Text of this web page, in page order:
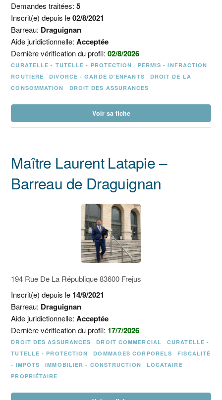
Demandes traitées:5
Inscrit(e) depuis le02/8/2021
Barreau: Draguignan
Aide juridictionnelle:Acceptée
Dernière vérification du profil:02/8/2026
CURATELLE - TUTELLE - PROTECTION
PERMIS - INFRACTION
ROUTIÈRE
DIVORCE - GARDE D'ENFANTS
DROIT DE LA
CONSOMMATION
DROIT DES ASSURANCES
Voir sa fiche
Maître Laurent Latapie –
Barreau de Draguignan
194 Rue De La République 83600 Frejus
Inscrit(e) depuis le 14/9/2021
Barreau: Draguignan
Aide juridictionnelle:Acceptée
Dernière vérification du profil: 17/7/2026
DROIT DES ASSURANCES DROIT COMMERCIAL
CURATELLE -
TUTELLE - PROTECTION
DOMMAGES CORPORELS
FISCALITÉ
- IMPÔTS
IMMOBILIER - CONSTRUCTION
LOCATAIRE
PROPRIÉTAIRE